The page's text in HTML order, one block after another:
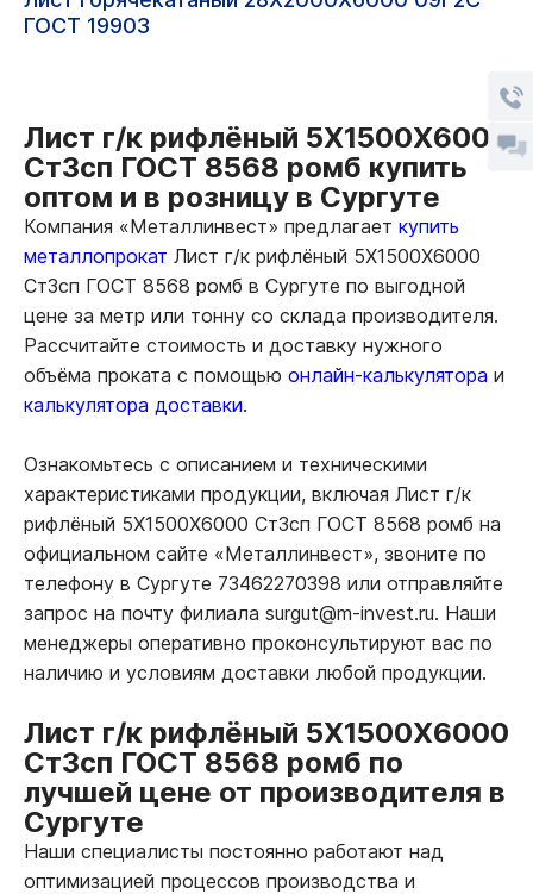
ГОСТ 19903
Лист г/к рифлёный 5Х1500Х6000
Ст3сп ГОСТ 8568 ромб купить
оптом и в розницу в Сургуте
Компания «Металлинвест» предлагает купить
металлопрокат Лист г/к рифлёный 5Х1500Х6000
Ст3сп ГОСТ 8568 ромб в Сургуте по выгодной
цене за метр или тонну со склада производителя.
Рассчитайте стоимость и доставку нужного
объёма проката с помощью онлайн-калькулятора и
калькулятора доставки.
Ознакомьтесь с описанием и техническими
характеристиками продукции, включая Лист г/к
рифлёный 5Х1500Х6000 Ст3сп ГОСТ 8568 ромб на
официальном сайте «Металлинвест», звоните по
телефону в Сургуте 73462270398 или отправляйте
запрос на почту филиала surgut@m-invest.ru. Наши
менеджеры оперативно проконсультируют вас по
наличию и условиям доставки любой продукции.
Лист г/к рифлёный 5Х1500Х6000
Ст3сп ГОСТ 8568 ромб по
лучшей цене от производителя в
Сургуте
Наши специалисты постоянно работают над
оптимизацией процессов производства и